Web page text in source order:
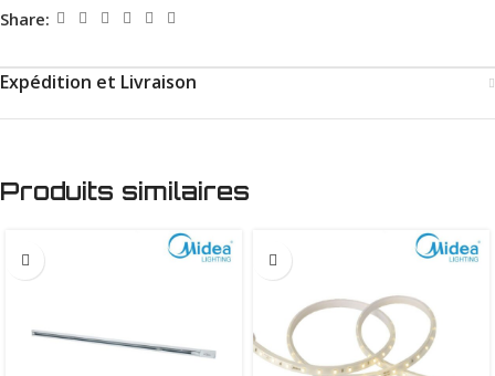
Share:
Expédition et Livraison
Produits similaires